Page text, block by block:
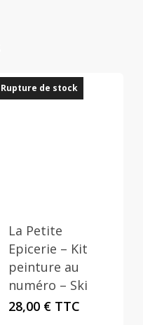
Rupture de stock
La Petite
Epicerie – Kit
peinture au
numéro – Ski
28,00 € TTC